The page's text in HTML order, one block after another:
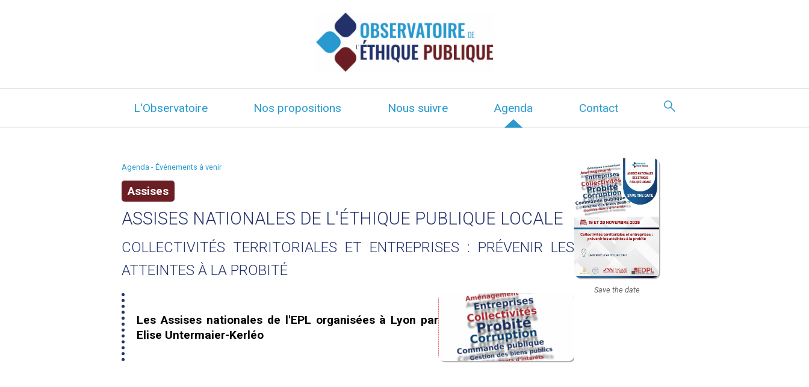
L'Observatoire Nos propositions Nous suivre Agenda Contact
Agenda - Événements à venir
Assises
ASSISES NATIONALES DE L'ÉTHIQUE PUBLIQUE LOCALE
COLLECTIVITÉS TERRITORIALES ET ENTREPRISES : PRÉVENIR LES
ATTEINTES À LA PROBITÉ
Les Assises nationales de l'EPL organisées à Lyon par
Elise Untermaier-Kerléo
Save the date